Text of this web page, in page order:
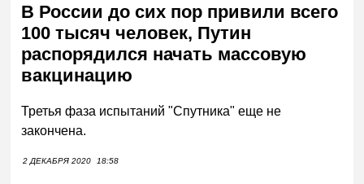
В России до сих пор привили всего
100 тысяч человек, Путин
распорядился начать массовую
вакцинацию
Третья фаза испытаний "Спутника" еще не
закончена.
2 ДЕКАБРЯ 2020 18:58